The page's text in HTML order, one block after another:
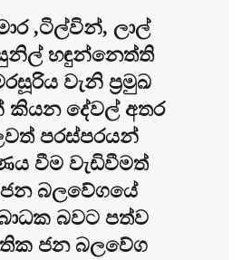
,ටිල්වින්, ලාල්
හඳුන්නෙත්ති
වැනි ප්‍රමුඛ
කියන දේවල් අතර
පරස්පරයන්
වීම වැඩිවීමත්
බලවේගයේ
බවට පත්ව
ජන බලවේග